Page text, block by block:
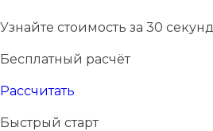
Узнайте стоимость за 30 секунд
Бесплатный расчёт
Рассчитать
Быстрый старт